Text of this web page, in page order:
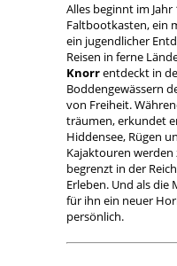
Alles beginnt im Jahr
Faltbootkasten, ein
ein jugendlicher
Reisen in ferne
Knorrentdeckt in
Boddengewässern
von Freiheit.
träumen, erkundet
Hiddensee, Rügen
Kajaktouren
begrenzt in der
Erleben. Und als die
für ihn ein neuer
persönlich.